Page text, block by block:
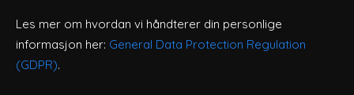
Les mer om hvordan vi håndterer din personlige
informasjon her: General Data Protection Regulation
(GDPR).